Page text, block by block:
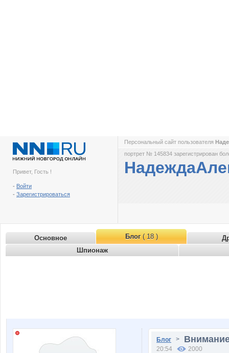
Привет, Гость !
- Войти
- Зарегистрироваться
Персональный сайт пользователя
портрет № 145834 зарегистрирован
Основное Блог( 18 )
Шпионаж
Блог >
20:54 2000